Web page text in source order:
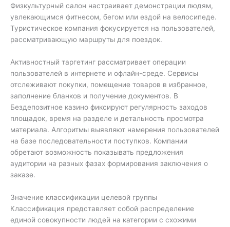
Физкультурный салон настраивает демонстрации людям,
увлекающимся фитнесом, бегом или ездой на велосипеде.
Туристическое компания фокусируется на пользователей,
рассматривающую маршруты для поездок.
Активностный таргетинг рассматривает операции
пользователей в интернете и офлайн-среде. Сервисы
отслеживают покупки, помещение товаров в избранное,
заполнение бланков и получение документов. В
Бездепозитное казино фиксируют регулярность заходов
площадок, время на разделе и детальность просмотра
материала. Алгоритмы выявляют намерения пользователей
на базе последовательности поступков. Компании
обретают возможность показывать предложения
аудитории на разных фазах формирования заключения о
заказе.
Значение классификации целевой группы
Классификация представляет собой распределение
единой совокупности людей на категории с схожими